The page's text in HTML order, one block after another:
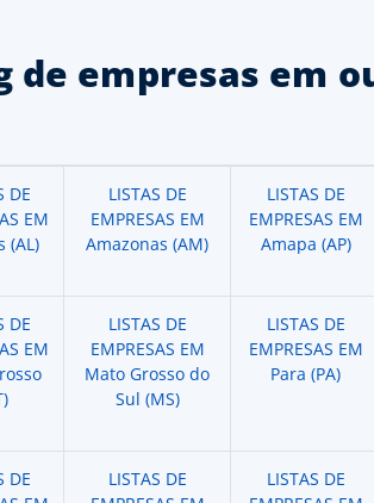
empresas em
DE
EM
(AL)
LISTAS DE
EMPRESAS EM
Amazonas (AM)
LISTAS DE
EMPRESAS EM
Amapa (AP)
DE
EM
LISTAS DE
EMPRESAS EM
Mato Grosso do
Sul (MS)
LISTAS DE
EMPRESAS EM
Para (PA)
DE
LISTAS DE
LISTAS DE